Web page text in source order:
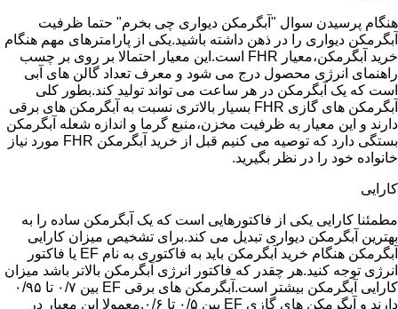
هنگام پرسیدن سوال "آبگرمکن دیواری چی بخرم" حتما ظرفیت
آبگرمکن دیواری را در ذهن داشته باشید.یکی از پارامترهای مهم هنگام
خرید آبگرمکن،معیار FHR است.این معیار احتمالا بر روی بر چسب
راهنمای انرژی محصول درج می شود و معرف تعداد گالن های آبی
است که یک آبگرمکن در هر ساعت می تواند تولید کند.بطور کلی
آبگرمکن های گازی FHR بسیار بالاتری نسبت به آبگرمکن های برقی
دارند و این معیار به ظرفیت مخزن،منبع گرما و اندازه شعله آبگرمکن
بستگی دارد که توصیه می کنیم قبل از خرید آبگرمکن FHR مورد نیاز
خانواده خود را در نظر بگیرید.
کارایی
مطمئنا کارایی یکی از فاکتورهایی است که یک آبگرمکن ساده را به
بهترین آبگرمکن دیواری تبدیل می کند.برای تشخیص میزان کارایی
آبگرمکن هنگام خرید آبگرمکن باید به فاکتوری به نام EF یا فاکتور
انرژی توجه کنید.هر چقدر که فاکتور انرژی آبگرمکن بالاتر باشد میزان
کارایی آبگرمکن بیشتر است.آبگرمکن های برقی EF بین ۰/۷ تا ۰/۹۵
دارند و آبگرمکن های گازی EF بین ۰/۵ تا ۰/۶.معمولا این معیار در